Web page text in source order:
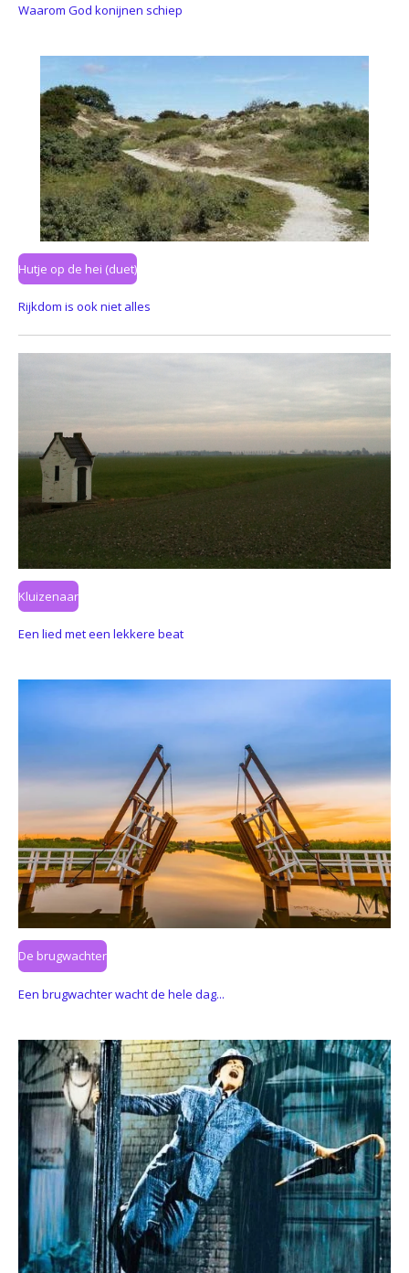
Waarom God konijnen schiep
Hutje op de hei (duet)
Rijkdom is ook niet alles
Kluizenaar
Een lied met een lekkere beat
De brugwachter
Een brugwachter wacht de hele dag...